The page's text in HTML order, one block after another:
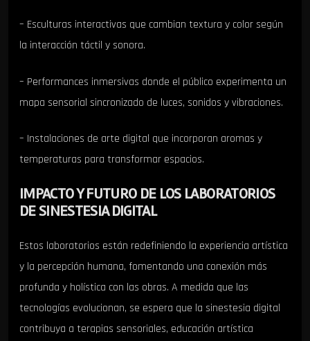
– Esculturas interactivas que cambian textura y color según
la interacción táctil y sonora.
– Performances inmersivas donde el público experimenta un
mapa sensorial sincronizado de luces, sonidos y vibraciones.
– Instalaciones de arte digital que incorporan aromas y
temperaturas para transformar espacios.
IMPACTO Y FUTURO DE LOS LABORATORIOS
DE SINESTESIA DIGITAL
Estos laboratorios están redefiniendo la experiencia artística
y la percepción humana, fomentando una conexión más
profunda y holística con las obras. A medida que las
tecnologías evolucionan, se espera que la sinestesia digital
contribuya a terapias sensoriales, educación artística